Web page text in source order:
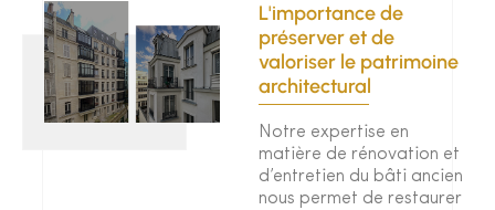
L'importance de
préserver et de
valoriser le patrimoine
architectural
Notre expertise en
matière de rénovation et
d’entretien du bâti ancien
nous permet de restaurer